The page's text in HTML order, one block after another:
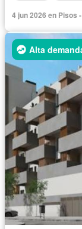
4 jun 2026 en Pisos
Alta